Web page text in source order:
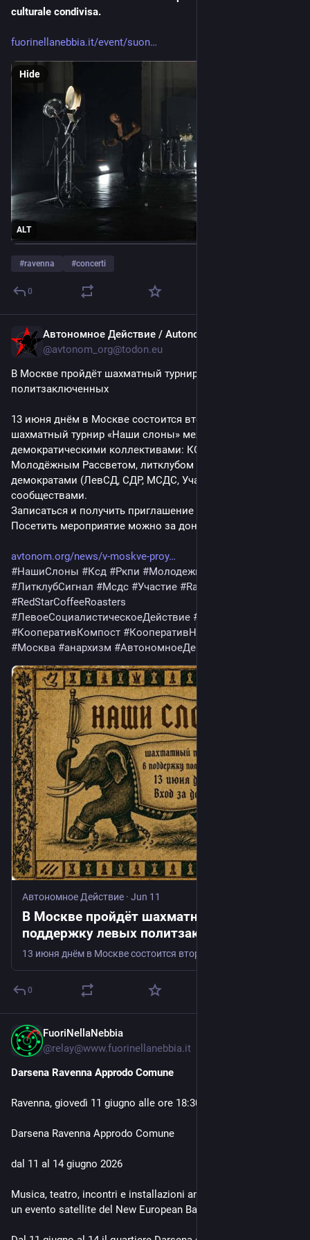
culturale condivisa.
fuorinellanebbia.it/event/suon
ALT
Hide
#ravenna #concerti
0
Автономное Действие / Autonomous Action
@avtonom_org@todon.eu
В Москве пройдёт шахматный турнир в поддержку левых
политзаключенных
13 июня днём в Москве состоится второй ежегодный
шахматный турнир «Наши слоны» между левыми и
демократическими коллективами: КСД, РКП(и),
Молодёжным Рассветом, литклубом «Сигнал», социал-
демократами (ЛевСД, СДР, МСДС, Участие) и другими
сообществами.
Записаться и получить приглашение можно по ссылке.
Посетить мероприятие можно за донат на входе.
avtonom.org/news/v-moskve-proy
#НашиСлоны #Ксд #Ркпи #МолодежныйРассвет
#ЛитклубСигнал #Мсдс #Участие #Ravenna
#RedStarCoffeeRoasters
#ЛевоеСоциалистическоеДействие #
#КооперативКомпост #КооперативНапильник
#Москва #анархизм #АвтономноеДействие
Автономное Действие · Jun 11
В Москве пройдёт шахматный турнир в
поддержку левых политзаключенных
0
FuoriNellaNebbia
@relay@www.fuorinellanebbia.it
Darsena Ravenna Approdo Comune
Ravenna, giovedì 11 giugno alle ore 18:30 CEST
Darsena Ravenna Approdo Comune
dal 11 al 14 giugno 2026
Musica, teatro, incontri e installazioni animano la Darsena in
un evento satellite del New European Bauhaus Festival